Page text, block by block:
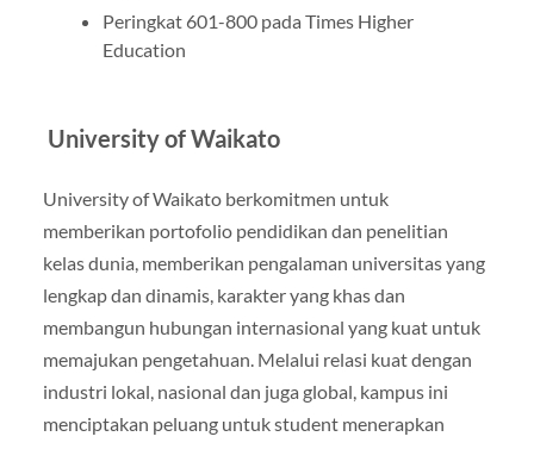
Peringkat 601-800 pada Times Higher
Education
University of Waikato
University of Waikato berkomitmen untuk
memberikan portofolio pendidikan dan penelitian
kelas dunia, memberikan pengalaman universitas yang
lengkap dan dinamis, karakter yang khas dan
membangun hubungan internasional yang kuat untuk
memajukan pengetahuan. Melalui relasi kuat dengan
industri lokal, nasional dan juga global, kampus ini
menciptakan peluang untuk student menerapkan